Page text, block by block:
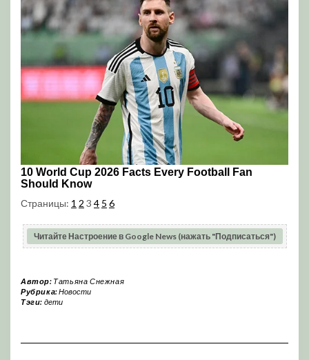
Страницы: 1 2 3 4 5 6
Читайте Настроение в Google News (нажать "Подписаться")
Автор: Татьяна Снежная
Рубрика:Новости
Тэги: дети